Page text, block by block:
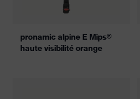
pronamic alpine E Mips®
haute visibilité orange